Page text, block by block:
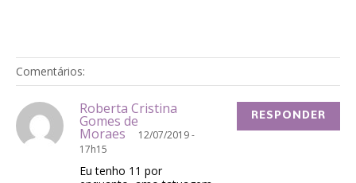
Comentários:
Roberta Cristina
Gomes de
Moraes
12/07/2019 -
17h15
Eu tenho 11 por
RESPONDER